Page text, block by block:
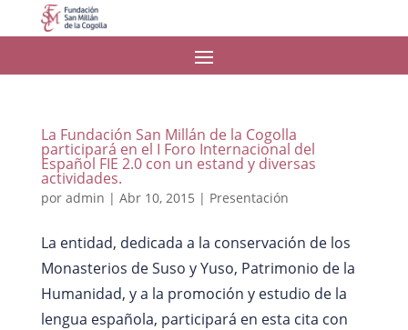
La Fundación San Millán de la Cogolla
participará en el I Foro Internacional del
Español FIE 2.0 con un estand y diversas
actividades.
por admin | Abr 10, 2015 | Presentación
La entidad, dedicada a la conservación de los
Monasterios de Suso y Yuso, Patrimonio de la
Humanidad, y a la promoción y estudio de la
lengua española, participará en esta cita con